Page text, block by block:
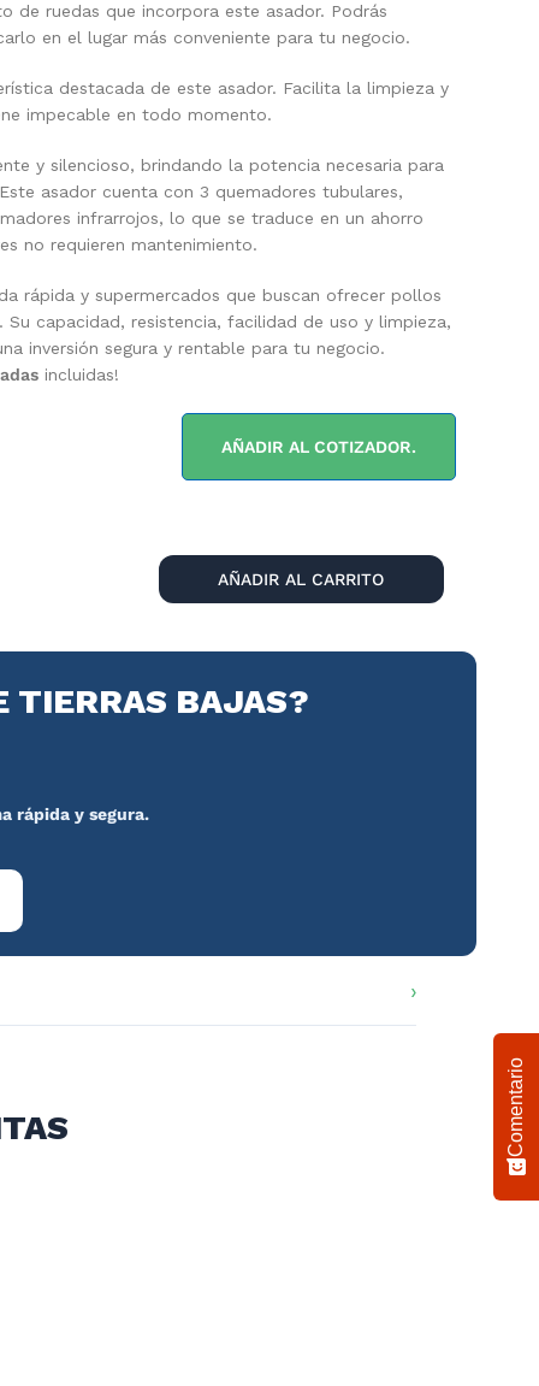
de ruedas que incorpora este asador. Podrás
en el lugar más conveniente para tu negocio.
destacada de este asador. Facilita la limpieza y
impecable en todo momento.
y silencioso, brindando la potencia necesaria para
asador cuenta con 3 quemadores tubulares,
infrarrojos, lo que se traduce en un ahorro
no requieren mantenimiento.
rápida y supermercados que buscan ofrecer pollos
capacidad, resistencia, facilidad de uso y limpieza,
inversión segura y rentable para tu negocio.
incluidas!
AÑADIR AL COTIZADOR.
AÑADIR AL CARRITO
TIERRAS BAJAS?
rápida y segura.
Comentario